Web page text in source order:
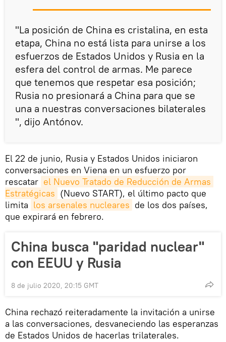
"La posición de China es cristalina, en esta
etapa, China no está lista para unirse a los
esfuerzos de Estados Unidos y Rusia en la
esfera del control de armas. Me parece
que tenemos que respetar esa posición;
Rusia no presionará a China para que se
una a nuestras conversaciones bilaterales
", dijo Antónov.
El 22 de junio, Rusia y Estados Unidos iniciaron
conversaciones en Viena en un esfuerzo por
rescatar el Nuevo Tratado de Reducción de Armas
Estratégicas (Nuevo START), el último pacto que
limita los arsenales nucleares de los dos países,
que expirará en febrero.
China busca "paridad nuclear"
con EEUU y Rusia
8 de julio 2020, 20:15 GMT
China rechazó reiteradamente la invitación a unirse
a las conversaciones, desvaneciendo las esperanzas
de Estados Unidos de hacerlas trilaterales.